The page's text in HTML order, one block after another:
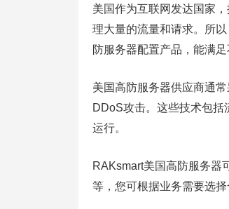
美国作为互联网发达国家
理大量的流量和请求。所
防服务器配置产品，能满足
美国高防服务器供应商通
DDoS攻击。这些技术包
运行。
RAKsmart美国高防服务器
等，您可根据业务需要选择